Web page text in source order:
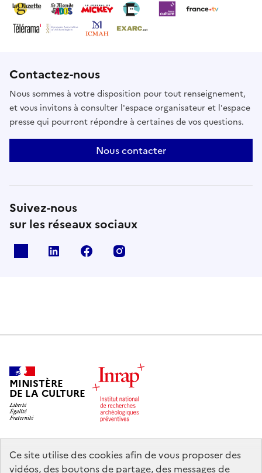
Ce site utilise des cookies afin de vous proposer des
vidéos, des boutons de partage, des messages de
Contactez-nous
Nous sommes à votre disposition pour tout renseignement,
et vous invitons à consulter l'espace organisateur et l'espace
presse qui pourront répondre à certaines de vos questions.
Nous contacter
Suivez-nous
sur les réseaux sociaux
Linkedin Facebook
MINISTÈRE
DE LA CULTURE
legifrance.gouv.fr info.gouv.fr